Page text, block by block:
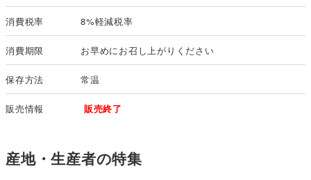
消費税率 8%軽減税率
消費期限 お早めにお召し上がりください
保存方法 常温
販売情報 販売終了
産地・生産者の特集